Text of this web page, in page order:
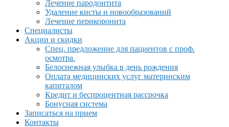
Лечение пародонтита
Удаление кисты и новообразований
Лечение перикоронита
Специалисты
Акции и скидки
Спец. предложение для пациентов с проф.
осмотра.
Белоснежная улыбка в день рождения
Оплата медицинских услуг материнским
капиталом
Кредит и беспроцентная рассрочка
Бонусная система
Записаться на прием
Контакты